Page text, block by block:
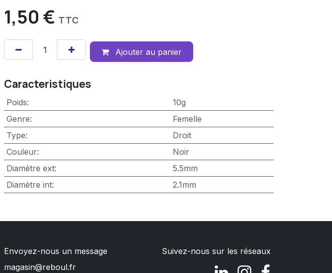
1,50 € TTC
Ajouter au panier
Caracteristiques
Poids:
10g
Genre:
Femelle
Type:
Droit
Couleur:
Noir
Diamètre ext:
5.5mm
Diamètre int: 2.1mm
Envoyez-nous un message
magasin@reboul.fr
Suivez-nous sur les réseaux